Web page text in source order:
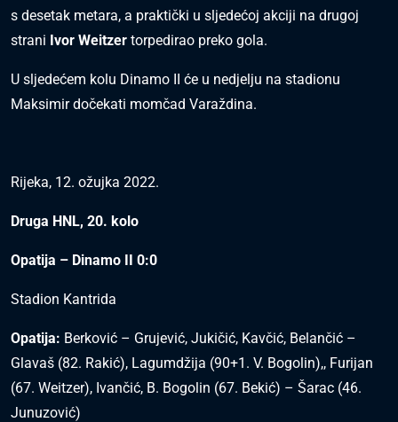
s desetak metara, a praktički u sljedećoj akciji na drugoj
strani Ivor Weitzer torpedirao preko gola.
U sljedećem kolu Dinamo II će u nedjelju na stadionu
Maksimir dočekati momčad Varaždina.
Rijeka, 12. ožujka 2022.
Druga HNL, 20. kolo
Opatija – Dinamo II 0:0
Stadion Kantrida
Opatija: Berković – Grujević, Jukičić, Kavčić, Belančić –
Glavaš (82. Rakić), Lagumdžija (90+1. V. Bogolin),, Furijan
(67. Weitzer), Ivančić, B. Bogolin (67. Bekić) – Šarac (46.
Junuzović)